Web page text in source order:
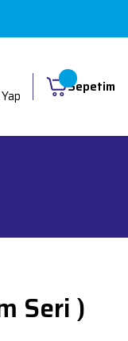
Sepetim
Seri )